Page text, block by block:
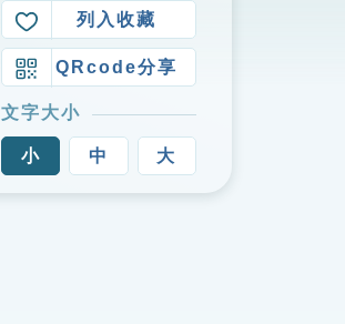
列入收藏
QRcode分享
文字大小
小 中 大